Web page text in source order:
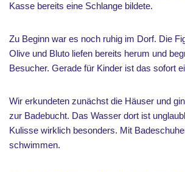
Kasse bereits eine Schlange bildete.
Zu Beginn war es noch ruhig im Dorf. Die
Olive und Bluto liefen bereits herum und
Besucher. Gerade für Kinder ist das sofort
Wir erkundeten zunächst die Häuser und
zur Badebucht. Das Wasser dort ist
Kulisse wirklich besonders. Mit
schwimmen.